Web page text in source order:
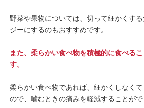
野菜や果物については、切って細かくす
ジーにするのもおすすめです。
また、柔らかい食べ物を積極的に食べる
す。
柔らかい食べ物であれば、細かくしなく
ので、噛むときの痛みを軽減することがで